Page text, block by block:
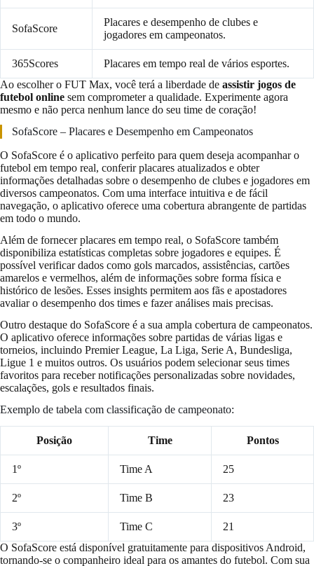
SofaScore
Placares e desempenho de clubes e
jogadores em campeonatos.
365Scores
Placares em tempo real de vários esportes.
Ao escolher o FUT Max, você terá a liberdade de assistir jogos de
futebol online sem comprometer a qualidade. Experimente agora
mesmo e não perca nenhum lance do seu time de coração!
SofaScore – Placares e Desempenho em Campeonatos
O SofaScore é o aplicativo perfeito para quem deseja acompanhar o
futebol em tempo real, conferir placares atualizados e obter
informações detalhadas sobre o desempenho de clubes e jogadores em
diversos campeonatos. Com uma interface intuitiva e de fácil
navegação, o aplicativo oferece uma cobertura abrangente de partidas
em todo o mundo.
Além de fornecer placares em tempo real, o SofaScore também
disponibiliza estatísticas completas sobre jogadores e equipes. É
possível verificar dados como gols marcados, assistências, cartões
amarelos e vermelhos, além de informações sobre forma física e
histórico de lesões. Esses insights permitem aos fãs e apostadores
avaliar o desempenho dos times e fazer análises mais precisas.
Outro destaque do SofaScore é a sua ampla cobertura de campeonatos.
O aplicativo oferece informações sobre partidas de várias ligas e
torneios, incluindo Premier League, La Liga, Serie A, Bundesliga,
Ligue 1 e muitos outros. Os usuários podem selecionar seus times
favoritos para receber notificações personalizadas sobre novidades,
escalações, gols e resultados finais.
Exemplo de tabela com classificação de campeonato:
Posição Time Pontos
1º Time A 25
2º Time B 23
3º Time C
21
O SofaScore está disponível gratuitamente para dispositivos Android,
tornando-se o companheiro ideal para os amantes do futebol. Com sua